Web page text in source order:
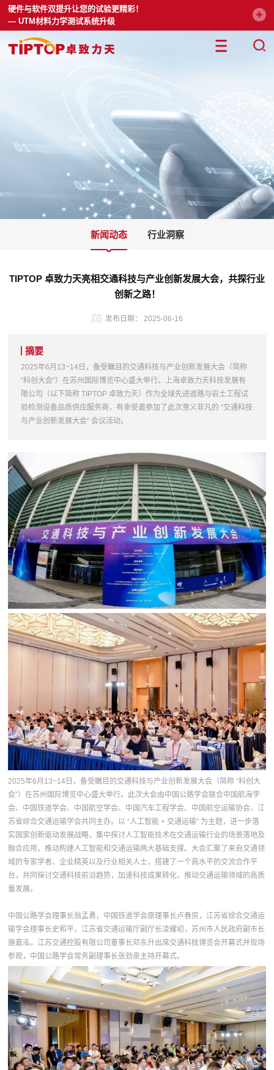
硬件与软件双提升让您的试验更精彩！
— UTM材料力学测试系统升级
新闻动态 行业洞察
TIPTOP 卓致力天亮相交通科技与产业创新发展大会，共探行业
创新之路！
发布日期： 2025-06-16
摘要
2025年6月13~14日，备受瞩目的交通科技与产业创新发展大会（简称
“科创大会”）在苏州国际博览中心盛大举行。上海卓致力天科技发展有
限公司（以下简称 TIPTOP 卓致力天）作为全球先进道路与岩土工程试
验检测设备品质供应服务商，有幸受邀参加了此次意义非凡的 “交通科技
与产业创新发展大会” 会议活动。
2025年6月13~14日，备受瞩目的交通科技与产业创新发展大会（简称 “科创大
会”）在苏州国际博览中心盛大举行。此次大会由中国公路学会联合中国航海学
会、中国铁道学会、中国航空学会、中国汽车工程学会、中国航空运输协会、江
苏省综合交通运输学会共同主办。以 “人工智能 + 交通运输” 为主题，进一步落
实国家创新驱动发展战略，集中探讨人工智能技术在交通运输行业的场景落地及
融合应用，推动构建人工智能和交通运输两大基础支撑。大会汇聚了来自交通领
域的专家学者、企业精英以及行业相关人士，搭建了一个高水平的交流合作平
台，共同探讨交通科技前沿趋势，加速科技成果转化，推动交通运输领域的高质
量发展。
中国公路学会理事长翁孟勇，中国铁道学会原理事长卢春房，江苏省综合交通运
输学会理事长史和平，江苏省交通运输厅副厅长凌耀初，苏州市人民政府副市长
施嘉泓，江苏交通控股有限公司董事长邓东升出席交通科技博览会开幕式并现场
参观，中国公路学会常务副理事长张劲泉主持开幕式。